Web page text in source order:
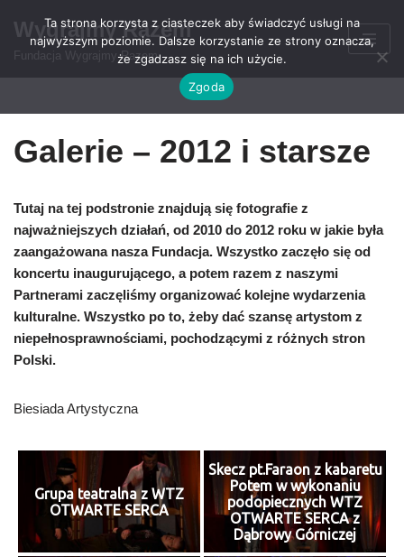
Przejdź
Wygrajmy Razem
Fundacja Wygrajmy Razem
Galerie – 2012 i starsze
Tutaj na tej podstronie znajdują się fotografie z
najważniejszych działań, od 2010 do 2012 roku w jakie była
zaangażowana nasza Fundacja. Wszystko zaczęło się od
koncertu inaugurującego, a potem razem z naszymi
Partnerami zaczęliśmy organizować kolejne wydarzenia
kulturalne. Wszystko po to, żeby dać szansę artystom z
niepełnosprawnościami, pochodzącymi z różnych stron
Polski.
Biesiada Artystyczna
Grupa teatralna z WTZ
OTWARTE SERCA
Skecz pt.Faraon z kabaretu
Potem w wykonaniu
podopiecznych WTZ
OTWARTE SERCA z
Dąbrowy Górniczej
Ta strona korzysta z ciasteczek aby świadczyć usługi na
najwyższym poziomie. Dalsze korzystanie ze strony oznacza,
że zgadzasz się na ich użycie.
Zgoda